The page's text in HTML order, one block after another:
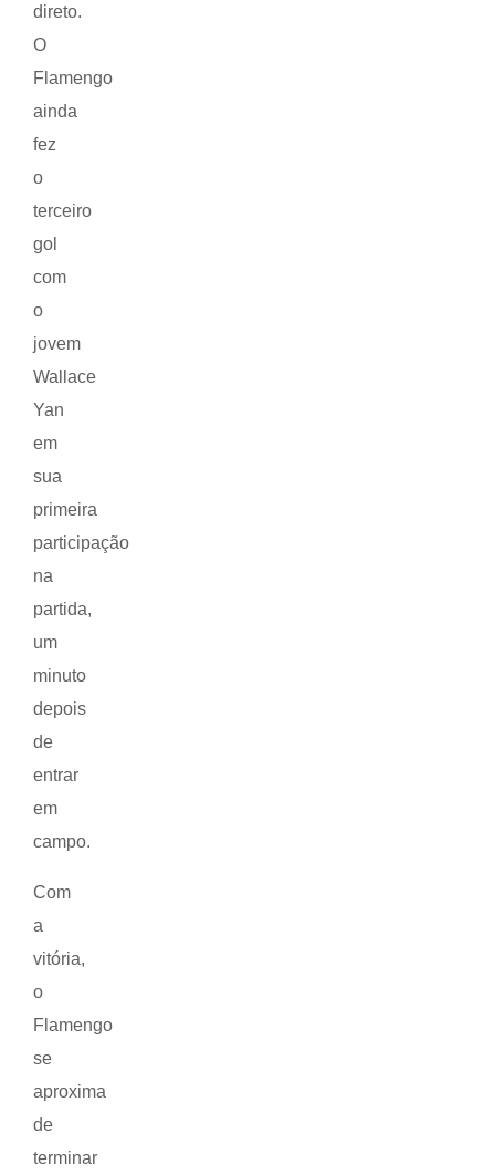
direto.
O
Flamengo
ainda
fez
o
terceiro
gol
com
o
jovem
Wallace
Yan
em
sua
primeira
participação
na
partida,
um
minuto
depois
de
entrar
em
campo.
Com
a
vitória,
o
Flamengo
se
aproxima
de
terminar